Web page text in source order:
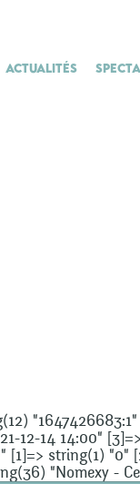
Actualités
12-14 14:00"
[1]=> string(1)
"Nomexy -